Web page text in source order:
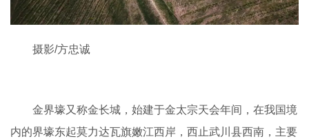
摄影/方忠诚
金界壕又称金长城，始建于金太宗天会年间，在我国境
内的界壕东起莫力达瓦旗嫩江西岸，西止武川县西南，主要